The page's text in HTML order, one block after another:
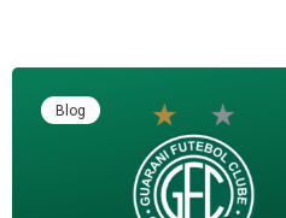
Blog